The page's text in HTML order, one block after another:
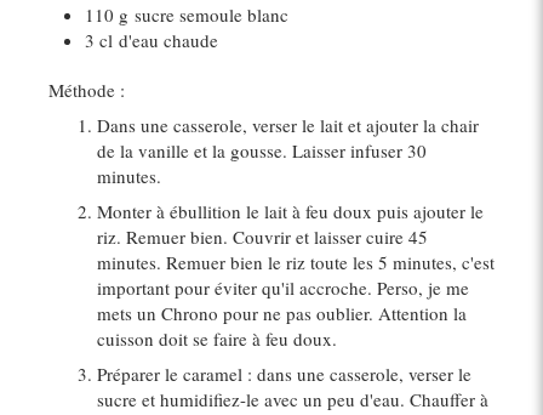
110 g sucre semoule blanc
3 cl d'eau chaude
Méthode :
Dans une casserole, verser le lait et ajouter la chair
de la vanille et la gousse. Laisser infuser 30
minutes.
Monter à ébullition le lait à feu doux puis ajouter le
riz. Remuer bien. Couvrir et laisser cuire 45
minutes. Remuer bien le riz toute les 5 minutes, c'est
important pour éviter qu'il accroche. Perso, je me
mets un Chrono pour ne pas oublier. Attention la
cuisson doit se faire à feu doux.
Préparer le caramel : dans une casserole, verser le
sucre et humidifiez-le avec un peu d'eau. Chauffer à